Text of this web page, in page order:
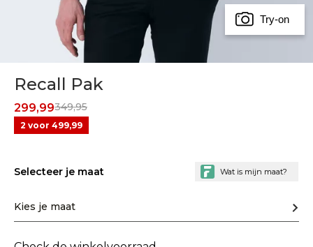
Recall Pak
349,95
299,99
2 voor 499,99
Selecteer je maat
Kies je maat
Try-on